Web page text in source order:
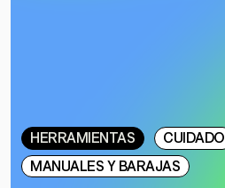
HERRAMIENTAS
CUIDADO
MANUALES Y BARAJAS